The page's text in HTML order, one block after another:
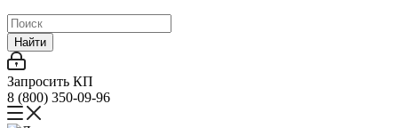
Найти
Запросить КП
8 (800) 350-09-96